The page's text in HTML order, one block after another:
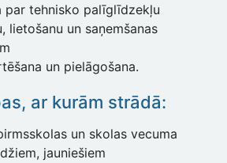
par tehnisko palīglīdzekļu
lietošanu un saņemšanas
un pielāgošana.
ar kurām strādā:
un skolas vecuma
jauniešiem